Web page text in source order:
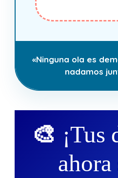
«Ninguna ola es
nadamos
🎨 ¡Tus
ahora